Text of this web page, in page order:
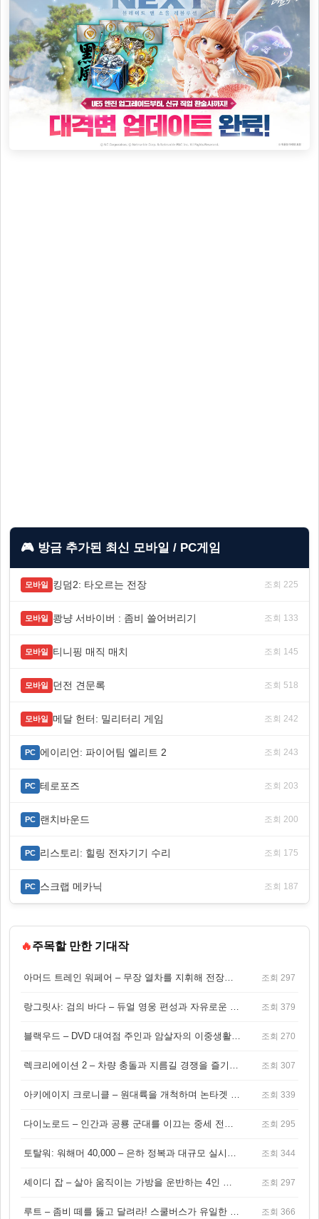
🎮 방금 추가된 최신 모바일 / PC게임
모바일 킹덤2: 타오르는 전장 조회 225
모바일 쾅냥 서바이버 : 좀비 쓸어버리기 조회 133
모바일 티니핑 매직 매치 조회 145
모바일 던전 견문록 조회 518
모바일 메달 헌터: 밀리터리 게임 조회 242
PC 에이리언: 파이어팀 엘리트 2 조회 243
PC 테로포즈 조회 203
PC 랜치바운드 조회 200
PC 리스토리: 힐링 전자기기 수리 조회 175
PC 스크랩 메카닉 조회 187
🔥주목할 만한 기대작
아머드 트레인 워페어 – 무장 열차를 지휘해 전장을 돌파하는 생존 전투 게임 조회 297
랑그릿사: 검의 바다 – 듀얼 영웅 편성과 자유로운 탐험을 결합한 판타지 전략 RPG 조회 379
블랙우드 – DVD 대여점 주인과 암살자의 이중생활을 그린 3인칭 액션 스릴러 게임 조회 270
렉크리에이션 2 – 차량 충돌과 지름길 경쟁을 즐기는 오픈월드 아케이드 레이싱 게임 조회 307
아키에이지 크로니클 – 원대륙을 개척하며 논타겟 전투를 즐기는 오픈월드 MMORPG 조회 339
다이노로드 – 인간과 공룡 군대를 이끄는 중세 전략 액션 RPG 조회 295
토탈워: 워해머 40,000 – 은하 정복과 대규모 실시간 전투가 결합된 전략 게임! 조회 344
셰이디 잡 – 살아 움직이는 가방을 운반하는 4인 협동 물리 어드벤처 게임 조회 297
루트 – 좀비 떼를 뚫고 달려라! 스쿨버스가 유일한 집이 되는 4인 협동 생존 게임 조회 366